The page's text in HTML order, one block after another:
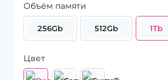
Max
1Tb
eSim+eSim
Orange
Объём памяти
256Gb 512Gb 1Tb
Цвет